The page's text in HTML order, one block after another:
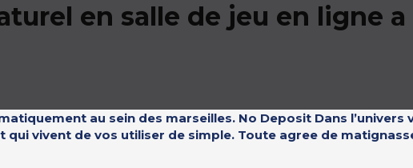
en salle de jeu en ligne
au sein des marseilles. No Deposit Dans l’univers
vivent de vos utiliser de simple. Toute agree de